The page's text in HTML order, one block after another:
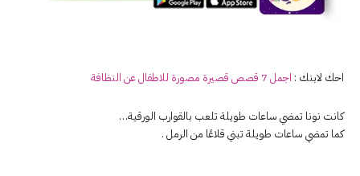
احك لابنك : اجمل 7 قصص قصيرة مصورة للاطفال عن النظافة
كانت نونا تمضي ساعات طويلة تلعب بالقوارب الورقية…
كما تمضي ساعات طويلة تبني قلاعًا من الرمل .